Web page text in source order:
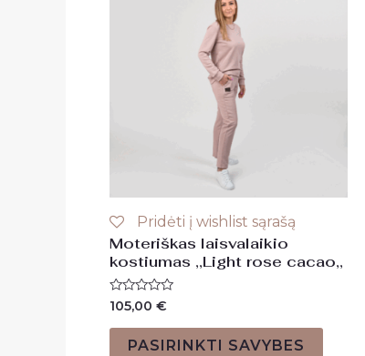
Pridėti į wishlist sąrašą
Moteriškas laisvalaikio
kostiumas ,,Light rose cacao,,
Įvertinimas:
iš
105,00 €
PASIRINKTI SAVYBES